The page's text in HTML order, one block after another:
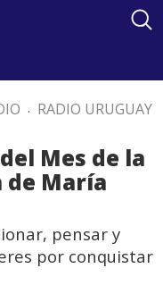
. RADIO URUGUAY
Mes de la
de María
pensar y
por conquistar